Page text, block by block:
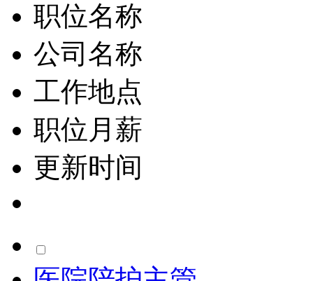
职位名称
公司名称
工作地点
职位月薪
更新时间